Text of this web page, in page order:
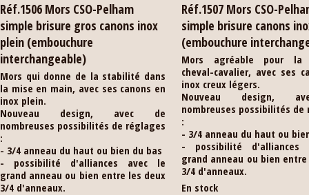
Réf.1506 Mors CSO-Pelham
simple brisure gros canons inox
plein (embouchure
interchangeable)
Mors qui donne de la stabilité dans
la mise en main, avec ses canons en
inox plein.
Nouveau design, avec de
nombreuses possibilités de réglages
:
- 3/4 anneau du haut ou bien du bas
- possibilité d'alliances avec le
grand anneau ou bien entre les deux
3/4 d'anneaux.
Réf.1507 Mors CSO-
simple brisure canons
(embouchure
Mors agréable pour la
cheval-cavalier, avec ses
inox creux légers.
Nouveau design,
nombreuses possibilités de
:
- 3/4 anneau du haut ou
- possibilité d'alliances
grand anneau ou bien
3/4 d'anneaux.
En stock